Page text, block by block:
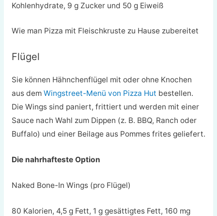
Kohlenhydrate, 9 g Zucker und 50 g Eiweiß
Wie man Pizza mit Fleischkruste zu Hause zubereitet
Flügel
Sie können Hähnchenflügel mit oder ohne Knochen
aus dem Wingstreet-Menü von Pizza Hut bestellen.
Die Wings sind paniert, frittiert und werden mit einer
Sauce nach Wahl zum Dippen (z. B. BBQ, Ranch oder
Buffalo) und einer Beilage aus Pommes frites geliefert.
Die nahrhafteste Option
Naked Bone-In Wings (pro Flügel)
80 Kalorien, 4,5 g Fett, 1 g gesättigtes Fett, 160 mg